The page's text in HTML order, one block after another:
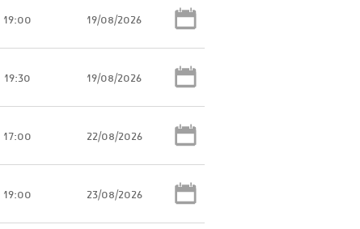
19/08/2026
19:00
19/08/2026
19:30
22/08/2026
17:00
23/08/2026
19:00